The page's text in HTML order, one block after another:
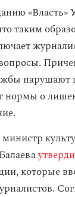
«Власть»
таким
нарушают
нормы о
министр
которые